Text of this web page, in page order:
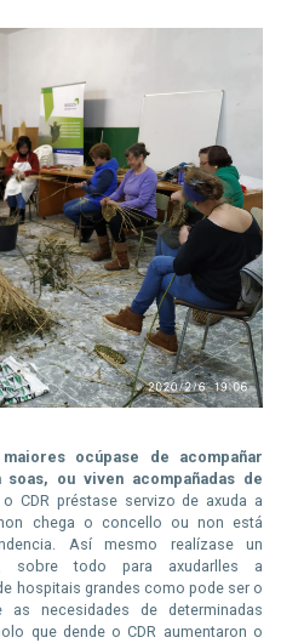
ocúpase de acompañar
ou viven acompañadas de
o CDR préstase servizo de axuda a
chega o concello ou non está
Así mesmo realízase un
sobre todo para axudarlles a
hospitais grandes como pode ser o
necesidades de determinadas
que dende o CDR aumentaron o